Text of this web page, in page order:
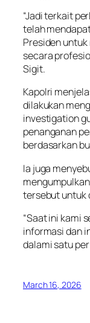
“Jadi terkait
telah
Presiden
secara
Sigit.
Kapolri
dilakukan
investigation
penanganan
berdasarkan
Ia juga
tersebut untuk
“Saat ini kami
informasi dan
dalami satu
March 16, 2026